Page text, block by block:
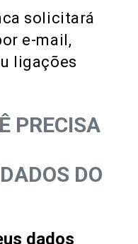
solicitará
e-mail,
ligações
PRECISA
DO
dados